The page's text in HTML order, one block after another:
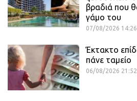
βραδιά που
γάμο του
07/08/2026 14:26
Έκτακτο
πάνε ταμείο
06/08/2026 21:52